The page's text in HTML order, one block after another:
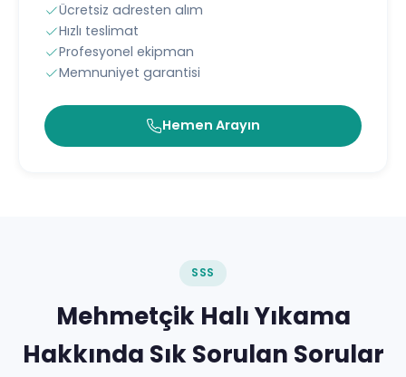
Ücretsiz adresten alım
Hızlı teslimat
Profesyonel ekipman
Memnuniyet garantisi
Hemen Arayın
SSS
Mehmetçik Halı Yıkama
Hakkında Sık Sorulan Sorular